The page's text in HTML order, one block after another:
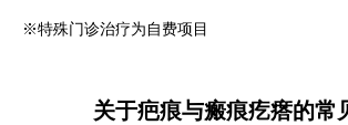
※特殊门诊治疗为自费项目
关于疤痕与瘢痕疙瘩的常